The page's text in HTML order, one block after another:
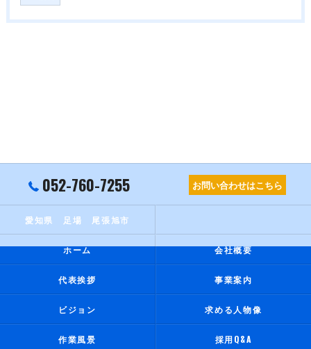
052-760-7255 お問い合わせはこちら
愛知県 足場 尾張旭市
ホーム 会社概要
代表挨拶 事業案内
ビジョン 求める人物像
作業風景 採用Q&A